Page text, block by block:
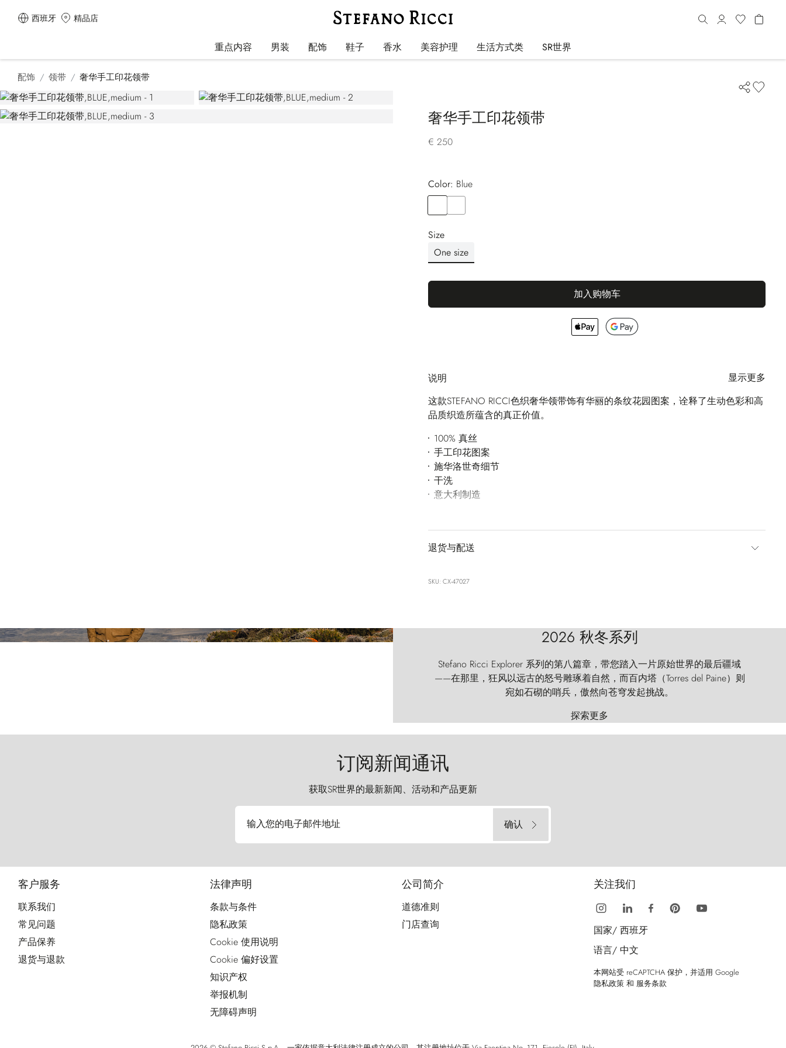
西班牙 精品店
重点内容 男装 配饰 鞋子 香水 美容护理 生活方式类 SR世界
配饰 领带 奢华手工印花领带
奢华手工印花领带
€ 250
Color:
blue
Size
One size
加入购物车
说明
显示更多
这款STEFANO RICCI色织奢华领带饰有华丽的条纹花园图案，诠释了生动色彩和高
品质织造所蕴含的真正价值。
100% 真丝
手工印花图案
施华洛世奇细节
干洗
意大利制造
退货与配送
SKU: CX-47027
2026 秋冬系列
Stefano Ricci Explorer 系列的第八篇章，带您踏入一片原始世界的最后疆域
——在那里，狂风以远古的怒号雕琢着自然，而百内塔（Torres del Paine）则
宛如石砌的哨兵，傲然向苍穹发起挑战。
探索更多
订阅新闻通讯
获取SR世界的最新新闻、活动和产品更新
输入您的电子邮件地址 确认
客户服务
联系我们
常见问题
产品保养
退货与退款
法律声明
条款与条件
隐私政策
Cookie 使用说明
Cookie 偏好设置
知识产权
举报机制
无障碍声明
公司简介
道德准则
门店查询
关注我们
国家/ 西班牙
语言/ 中文
本网站受 reCAPTCHA 保护，并适用 Google
隐私政策 和 服务条款